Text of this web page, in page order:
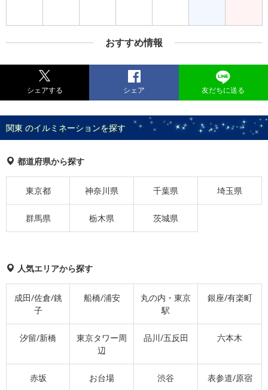
おすすめ情報
シェアする シェア 友だちに送る
関東 のイルミネーションを探す
都道府県から探す
東京都 神奈川県 千葉県 埼玉県
群馬県 栃木県 茨城県
人気エリアから探す
成田/佐倉/銚
子
船橋/浦安
丸の内・東京
駅
銀座/有楽町
汐留/新橋
東京タワー周
辺
品川/五反田 六本木
赤坂 お台場 渋谷 表参道/原宿